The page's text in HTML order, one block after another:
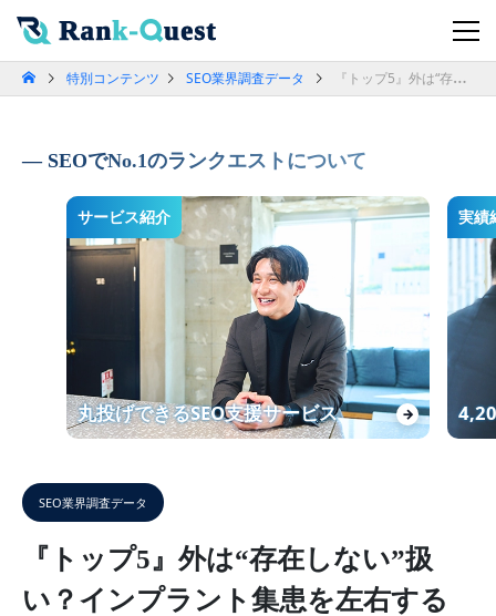
特別コンテンツ SEO業界調査データ 『トップ5』外は“存在しない”扱い？インプラント集患を左右する検索順位ギャップ(歯科医院必読SEOレポート)
SEOでNo.1のランクエストについて
サービス紹介
丸投げできるSEO支援サービス →
実績
SEO業界調査データ
『トップ5』外は“存在しない”扱
い？インプラント集患を左右する